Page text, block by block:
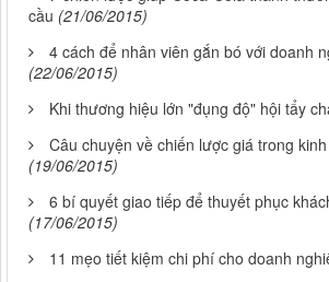
cầu (21/06/2015)
4 cách để nhân viên gắn bó với doanh
(22/06/2015)
Khi thương hiệu lớn "đụng độ" hội tẩy
Câu chuyện về chiến lược giá trong
(19/06/2015)
6 bí quyết giao tiếp để thuyết phục
(17/06/2015)
11 mẹo tiết kiệm chi phí cho doanh